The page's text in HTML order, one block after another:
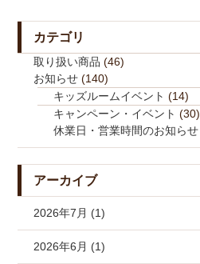
カテゴリ
取り扱い商品 (46)
お知らせ (140)
キッズルームイベント (14)
キャンペーン・イベント (30)
休業日・営業時間のお知らせ
アーカイブ
2026年7月 (1)
2026年6月 (1)